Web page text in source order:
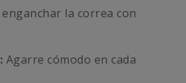
enganchar la correa con
Agarre cómodo en cada